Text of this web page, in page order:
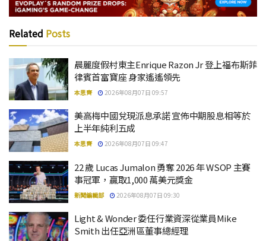
Related Posts
晨麗度假村東主Enrique Razon Jr 登上福布斯菲
律賓首富寶座 身家遙遙領先
本思齊 2026年08月07日 09:57
美高梅中國兌現派息承諾 宣佈中期股息相等於
上半年純利五成
本思齊 2026年08月07日 09:47
22 歲 Lucas Jumalon 勇奪 2026 年 WSOP 主賽
事冠軍，贏取1,000 萬美元獎金
新聞編輯部 2026年08月07日 09:30
Light & Wonder 委任行業資深從業員Mike
Smith 出任亞洲區董事總經理